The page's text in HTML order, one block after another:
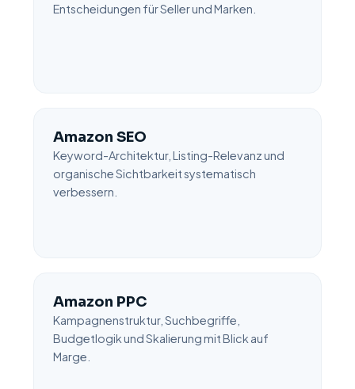
Entscheidungen für Seller und Marken.
Amazon SEO
Keyword-Architektur, Listing-Relevanz und
organische Sichtbarkeit systematisch
verbessern.
Amazon PPC
Kampagnenstruktur, Suchbegriffe,
Budgetlogik und Skalierung mit Blick auf
Marge.